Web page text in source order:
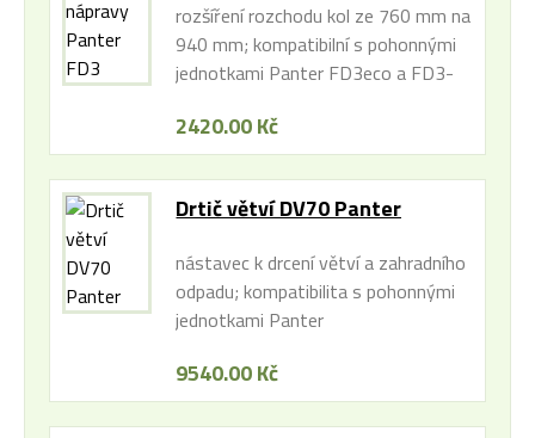
rozšíření rozchodu kol ze 760 mm na
940 mm; kompatibilní s pohonnými
jednotkami Panter FD3eco a FD3-
2420.00 Kč
Drtič větví DV70 Panter
nástavec k drcení větví a zahradního
odpadu; kompatibilita s pohonnými
jednotkami Panter
9540.00 Kč